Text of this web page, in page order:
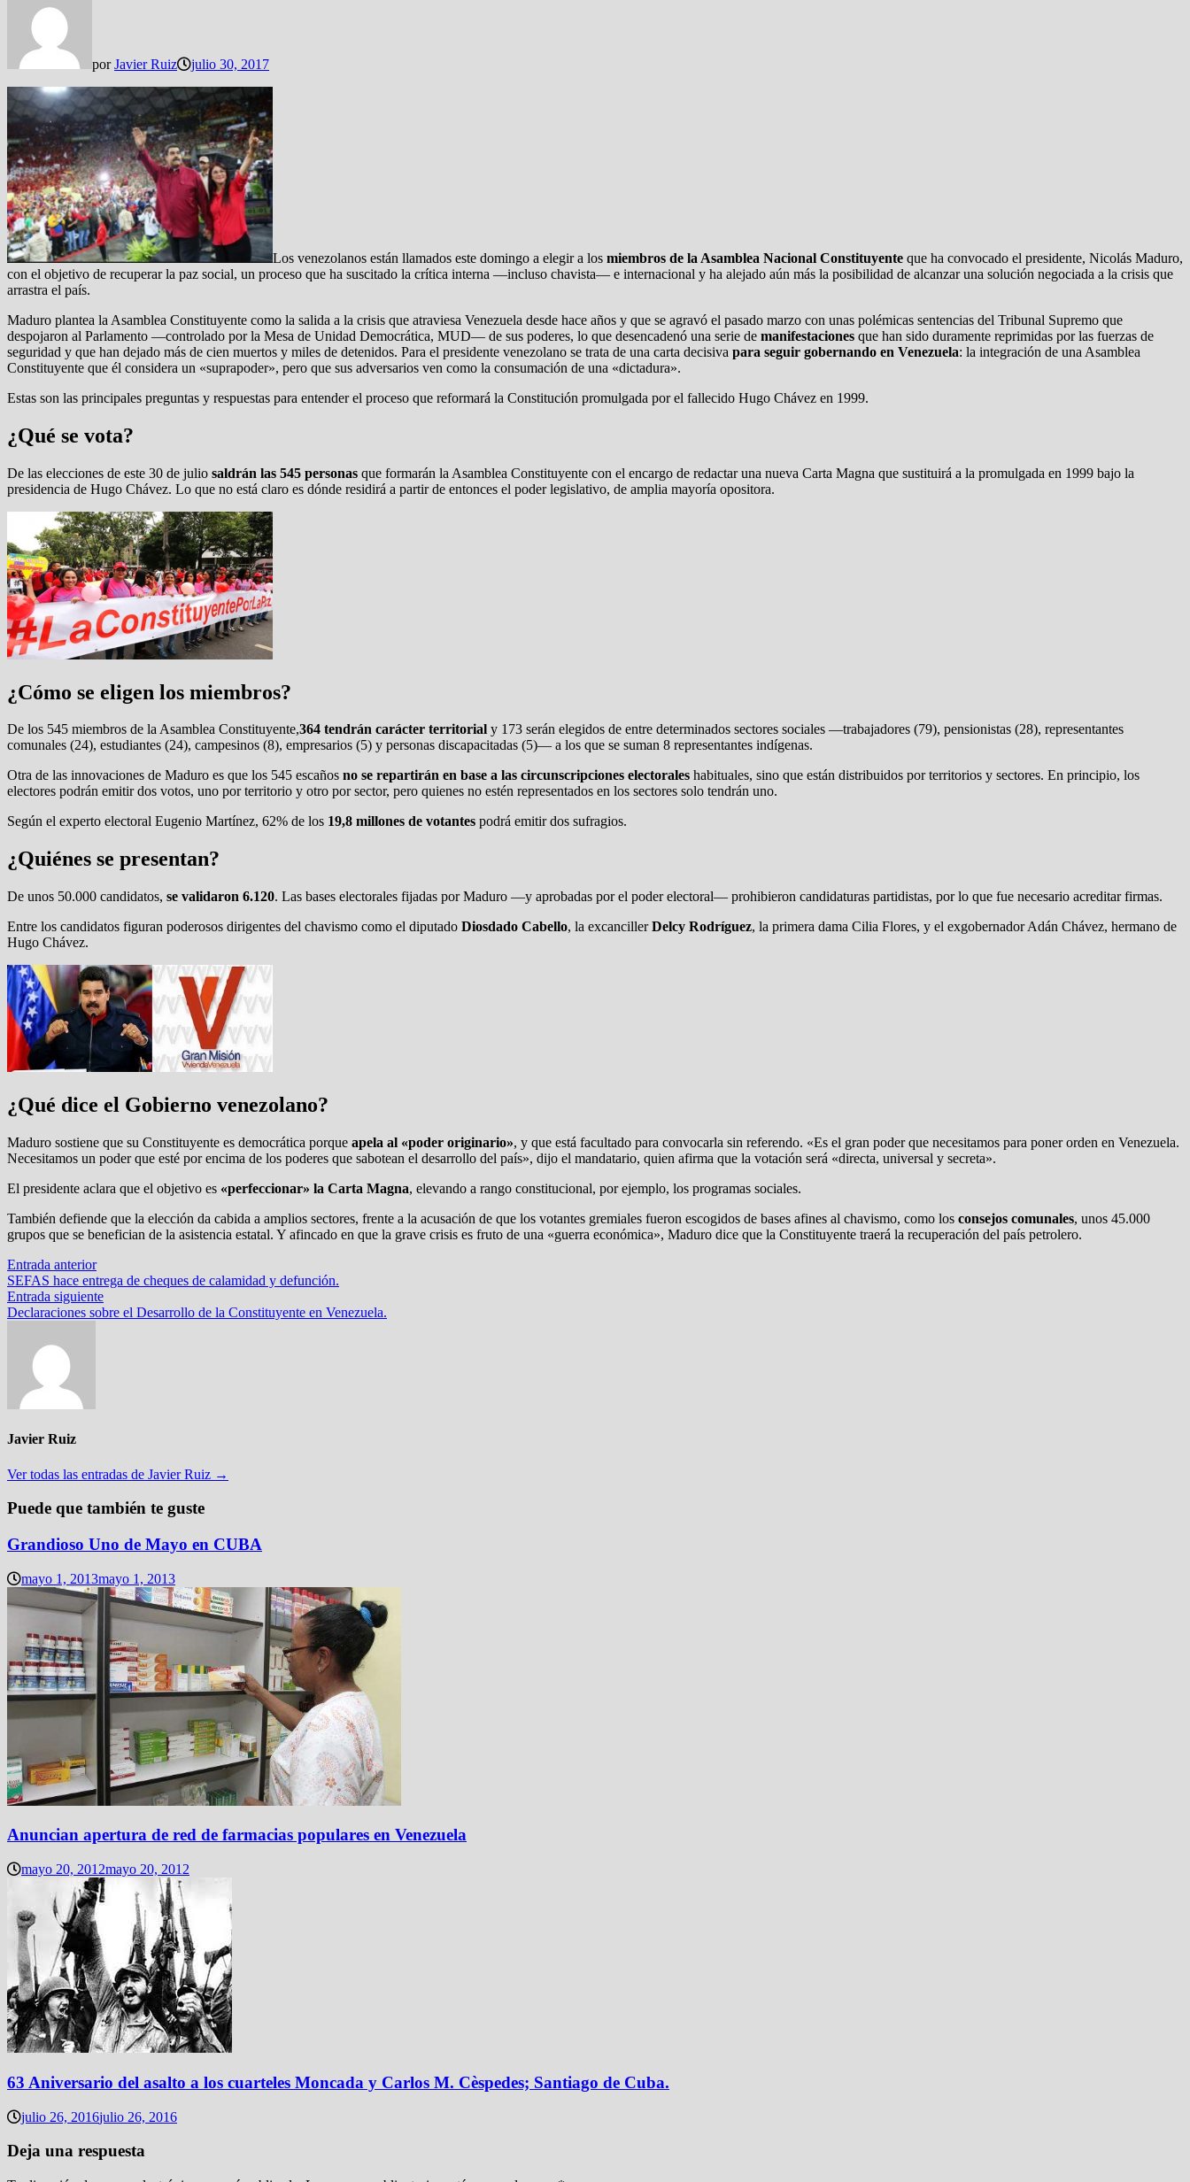
porJavier Ruiz julio 30, 2017
Los venezolanos están llamados este domingo a elegir a los miembros de la Asamblea Nacional Constituyente que ha convocado el presidente, Nicolás Maduro,
con el objetivo de recuperar la paz social, un proceso que ha suscitado la crítica interna —incluso chavista— e internacional y ha alejado aún más la posibilidad de alcanzar una solución negociada a la crisis que
arrastra el país.
Maduro plantea la Asamblea Constituyente como la salida a la crisis que atraviesa Venezuela desde hace años y que se agravó el pasado marzo con unas polémicas sentencias del Tribunal Supremo que
despojaron al Parlamento —controlado por la Mesa de Unidad Democrática, MUD— de sus poderes, lo que desencadenó una serie de manifestaciones que han sido duramente reprimidas por las fuerzas de
seguridad y que han dejado más de cien muertos y miles de detenidos. Para el presidente venezolano se trata de una carta decisiva para seguir gobernando en Venezuela: la integración de una Asamblea
Constituyente que él considera un «suprapoder», pero que sus adversarios ven como la consumación de una «dictadura».
Estas son las principales preguntas y respuestas para entender el proceso que reformará la Constitución promulgada por el fallecido Hugo Chávez en 1999.
¿Qué se vota?
De las elecciones de este 30 de julio saldrán las 545 personas que formarán la Asamblea Constituyente con el encargo de redactar una nueva Carta Magna que sustituirá a la promulgada en 1999 bajo la
presidencia de Hugo Chávez. Lo que no está claro es dónde residirá a partir de entonces el poder legislativo, de amplia mayoría opositora.
¿Cómo se eligen los miembros?
De los 545 miembros de la Asamblea Constituyente,364 tendrán carácter territorial y 173 serán elegidos de entre determinados sectores sociales —trabajadores (79), pensionistas (28), representantes
comunales (24), estudiantes (24), campesinos (8), empresarios (5) y personas discapacitadas (5)— a los que se suman 8 representantes indígenas.
Otra de las innovaciones de Maduro es que los 545 escaños no se repartirán en base a las circunscripciones electorales habituales, sino que están distribuidos por territorios y sectores. En principio, los
electores podrán emitir dos votos, uno por territorio y otro por sector, pero quienes no estén representados en los sectores solo tendrán uno.
Según el experto electoral Eugenio Martínez, 62% de los 19,8 millones de votantes podrá emitir dos sufragios.
¿Quiénes se presentan?
De unos 50.000 candidatos, se validaron 6.120. Las bases electorales fijadas por Maduro —y aprobadas por el poder electoral— prohibieron candidaturas partidistas, por lo que fue necesario acreditar firmas.
Entre los candidatos figuran poderosos dirigentes del chavismo como el diputado Diosdado Cabello, la excancillerDelcy Rodríguez, la primera dama Cilia Flores, y el exgobernador Adán Chávez, hermano de
Hugo Chávez.
¿Qué dice el Gobierno venezolano?
Maduro sostiene que su Constituyente es democrática porque apela al «poder originario», y que está facultado para convocarla sin referendo. «Es el gran poder que necesitamos para poner orden en Venezuela.
Necesitamos un poder que esté por encima de los poderes que sabotean el desarrollo del país», dijo el mandatario, quien afirma que la votación será «directa, universal y secreta».
El presidente aclara que el objetivo es «perfeccionar» la Carta Magna, elevando a rango constitucional, por ejemplo, los programas sociales.
También defiende que la elección da cabida a amplios sectores, frente a la acusación de que los votantes gremiales fueron escogidos de bases afines al chavismo, como los consejos comunales, unos 45.000
grupos que se benefician de la asistencia estatal. Y afincado en que la grave crisis es fruto de una «guerra económica», Maduro dice que la Constituyente traerá la recuperación del país petrolero.
Navegación
de
entradas
Entrada anteriorEntrada
anterior:
SEFAS hace entrega de cheques de calamidad y defunción.
Entrada siguienteEntrada
siguiente:
Declaraciones sobre el Desarrollo de la Constituyente en Venezuela.
Javier Ruiz
Ver todas las entradas de Javier Ruiz →
Puede que también te guste
Grandioso Uno de Mayo en CUBA
mayo 1, 2013mayo 1, 2013
Anuncian apertura de red de farmacias populares en Venezuela
mayo 20, 2012mayo 20, 2012
63 Aniversario del asalto a los cuarteles Moncada y Carlos M. Cèspedes; Santiago de Cuba.
julio 26, 2016julio 26, 2016
Deja una respuesta